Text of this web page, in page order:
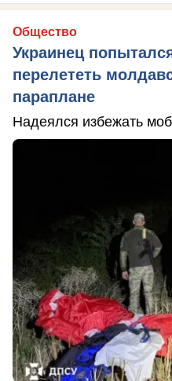
Общество
Украинец
перелететь
параплане
Надеялся избежать